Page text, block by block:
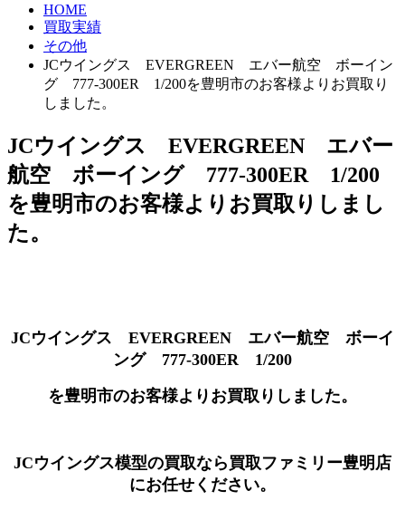
HOME
買取実績
その他
JCウイングス EVERGREEN エバー航空 ボーイン
グ 777-300ER 1/200を豊明市のお客様よりお買取り
しました。
JCウイングス EVERGREEN エバー
航空 ボーイング 777-300ER 1/200
を豊明市のお客様よりお買取りしまし
た。
JCウイングス EVERGREEN エバー航空 ボーイ
ング 777-300ER 1/200
を豊明市のお客様よりお買取りしました。
JCウイングス模型の買取なら買取ファミリー豊明店
にお任せください。